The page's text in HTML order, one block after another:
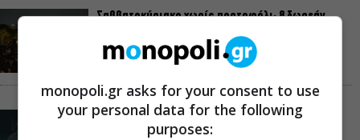
Σαββατοκύριακο χωρίς πορτοφόλι: 8 δωρεάν
Οι Λέξεις των Άλλων, του Μάνου Θηραίου για 3ο
χρόνο στο Θέατρο Άβατον
monopoli.gr asks for your consent to use
your personal data for the following
purposes: